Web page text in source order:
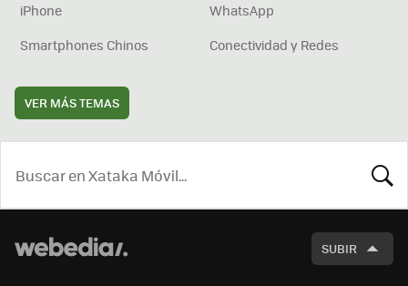
iPhone
WhatsApp
Smartphones Chinos
Conectividad y Redes
VER MÁS TEMAS
SUBIR